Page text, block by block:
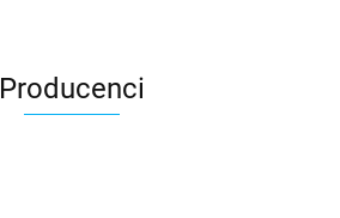
Producenci